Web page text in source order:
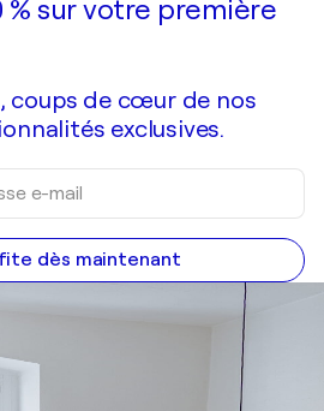
% sur votre première
coups de cœur de nos
exclusives.
dès maintenant